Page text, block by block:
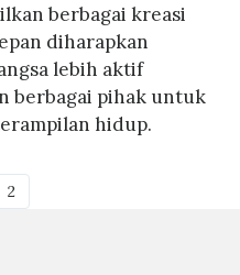
berbagai kreasi
diharapkan
lebih aktif
berbagai pihak untuk
hidup.
2